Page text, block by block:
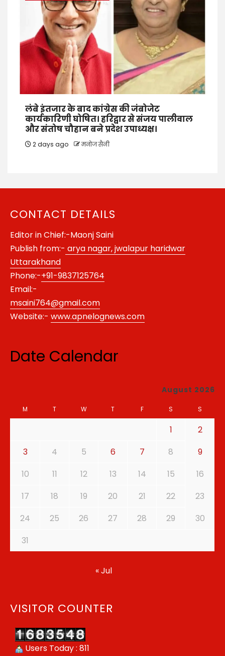
लंबे इंतजार के बाद कांग्रेस की जंबोजेट
कार्यकारिणी घोषित। हरिद्वार से संजय पालीवाल
और संतोष चौहान बने प्रदेश उपाध्यक्ष।
2 days ago मनोज सैनी
CONTACT DETAILS
Editor in Chief:-Maonj Saini
Publish from:- arya nagar, jwalapur haridwar
Uttarakhand
Phone:-+91-9837125764
Email:-
msaini764@gmail.com
Website:- www.apnelognews.com
Date Calendar
August 2026
M T W T F S S
1
2
3
4 5 6 7 8
9
10
11 12 13 14 15
16
17
18 19 20 21 22
23
24
25 26 27 28 29
30
31
« Jul
VISITOR COUNTER
Users Today : 811